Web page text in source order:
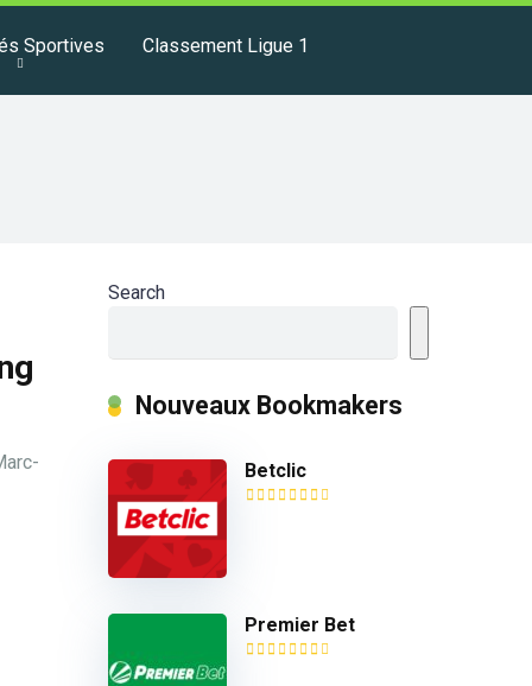
Sportives Classement Ligue 1
Search
Nouveaux Bookmakers
Betclic
Premier Bet